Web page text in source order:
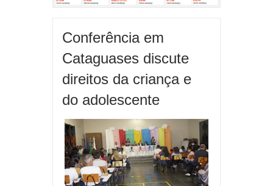
Conferência em
Cataguases discute
direitos da criança e
do adolescente